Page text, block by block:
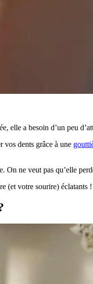
elle a besoin d’un peu
vos dents grâce à une
ne veut pas qu’elle
(et votre sourire) éclatants !